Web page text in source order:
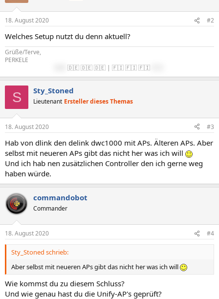
18. August 2020 #2
Welches Setup nutzt du denn aktuell?
Grüße/Terve,
PERKELE
🇩🇪 🇩🇪 🇩🇪 | 🇫🇮 🇫🇮 🇫🇮
S Sty_Stoned
Lieutenant Ersteller dieses Themas
18. August 2020 #3
Hab von dlink den delink dwc1000 mit APs. Älteren APs. Aber
selbst mit neueren APs gibt das nicht her was ich will
Und ich hab nen zusätzlichen Controller den ich gerne weg
haben würde.
commandobot
Commander
18. August 2020 #4
Sty_Stoned schrieb:
Aber selbst mit neueren APs gibt das nicht her was ich will
Wie kommst du zu diesem Schluss?
Und wie genau hast du die Unify-AP's geprüft?